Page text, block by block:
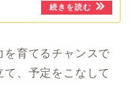
を育てるチャンスで
て、予定をこなして